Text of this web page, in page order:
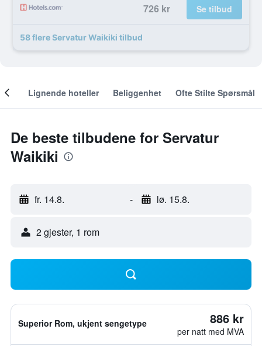
726 kr Se tilbud
58 flere Servatur Waikiki tilbud
Lignende hoteller Beliggenhet Ofte Stilte Spørsmål
De beste tilbudene for Servatur
Waikiki
fr. 14.8. - lø. 15.8.
2 gjester, 1 rom
Superior Rom, ukjent sengetype 886 kr
per natt med MVA